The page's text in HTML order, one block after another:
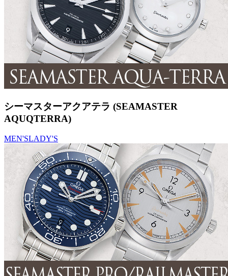
シーマスターアクアテラ (SEAMASTER
AQUQTERRA)
MEN'SLADY'S